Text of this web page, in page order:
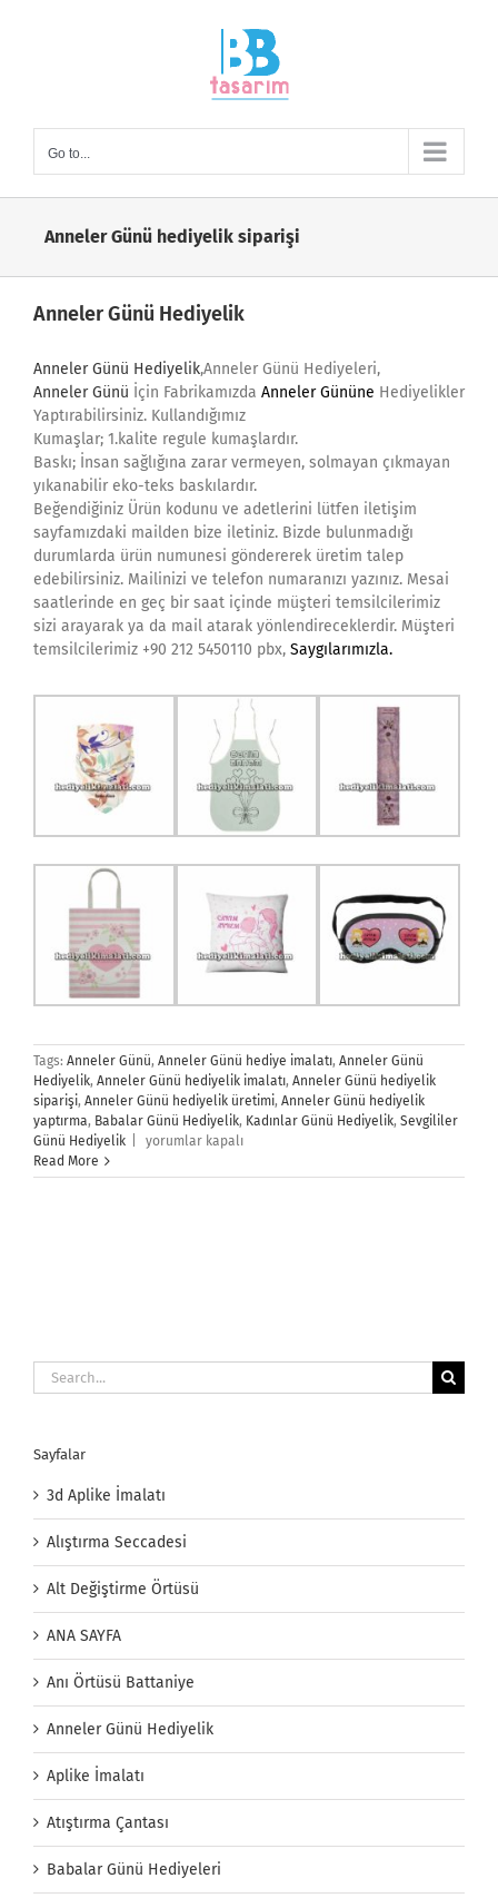
Go to...
Anneler Günü hediyelik siparişi
Anneler Günü Hediyelik
Anneler Günü Hediyelik,Anneler Günü Hediyeleri,
Anneler Günü İçin Fabrikamızda Anneler Gününe Hediyelikler
Yaptırabilirsiniz. Kullandığımız
Kumaşlar; 1.kalite regule kumaşlardır.
Baskı; İnsan sağlığına zarar vermeyen, solmayan çıkmayan
yıkanabilir eko-teks baskılardır.
Beğendiğiniz Ürün kodunu ve adetlerini lütfen iletişim
sayfamızdaki mailden bize iletiniz. Bizde bulunmadığı
durumlarda ürün numunesi göndererek üretim talep
edebilirsiniz. Mailinizi ve telefon numaranızı yazınız. Mesai
saatlerinde en geç bir saat içinde müşteri temsilcilerimiz
sizi arayarak ya da mail atarak yönlendireceklerdir. Müşteri
temsilcilerimiz +90 212 5450110 pbx, Saygılarımızla.
Tags: Anneler Günü, Anneler Günü hediye imalatı, Anneler Günü
Hediyelik, Anneler Günü hediyelik imalatı, Anneler Günü hediyelik
siparişi, Anneler Günü hediyelik üretimi, Anneler Günü hediyelik
yaptırma, Babalar Günü Hediyelik, Kadınlar Günü Hediyelik, Sevgililer
Günü Hediyelik
Anneler
Hediyelik
yorumlar kapalı
Read More
Search
for:
Sayfalar
3d Aplike İmalatı
Alıştırma Seccadesi
Alt Değiştirme Örtüsü
ANA SAYFA
Anı Örtüsü Battaniye
Anneler Günü Hediyelik
Aplike İmalatı
Atıştırma Çantası
Babalar Günü Hediyeleri